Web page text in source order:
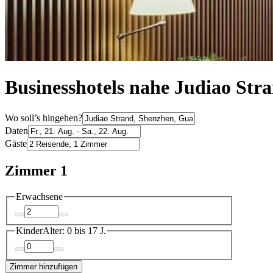
Businesshotels nahe Judiao
Wo soll’s hingehen?
Daten
Gäste
Zimmer 1
Erwachsene
KinderAlter: 0 bis 17 J.
Zimmer hinzufügen